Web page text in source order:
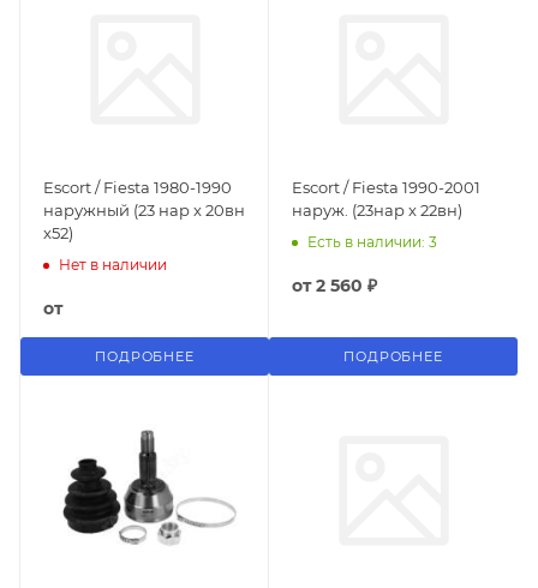
Escort / Fiesta 1980-1990
наружный (23 нар x 20вн
x52)
Нет в наличии
от
ПОДРОБНЕЕ
Escort / Fiesta 1990-2001
наруж. (23нар x 22вн)
Есть в наличии: 3
от2 560 ₽
ПОДРОБНЕЕ